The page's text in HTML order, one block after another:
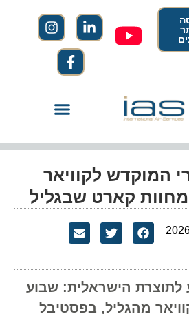
המוקדש לקוויאר
קארט שבגליל
לתוצרת הישראלית: שבוע
מהגליל, בפסטיבל